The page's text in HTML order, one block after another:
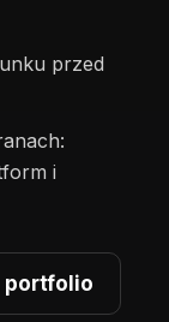
przed
i
portfolio